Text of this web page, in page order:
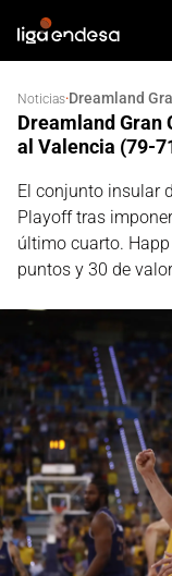
Noticias·
Dreamland Gran
al Valencia (79-
El conjunto insular
Playoff tras
último cuarto.
puntos y 30 de